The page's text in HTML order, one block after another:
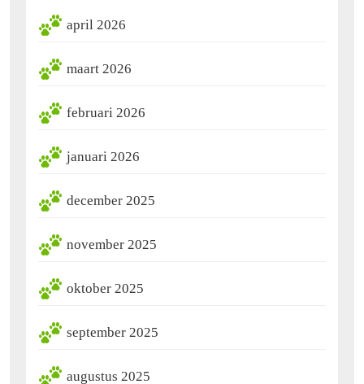
april 2026
maart 2026
februari 2026
januari 2026
december 2025
november 2025
oktober 2025
september 2025
augustus 2025